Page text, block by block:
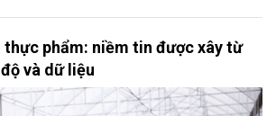
thực phẩm: niềm tin được xây từ
và dữ liệu